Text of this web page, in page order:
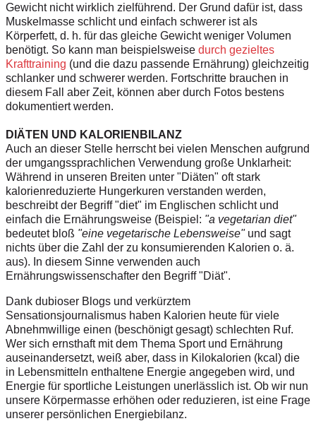
Gewicht nicht wirklich zielführend. Der Grund dafür ist, dass
Muskelmasse schlicht und einfach schwerer ist als
Körperfett, d. h. für das gleiche Gewicht weniger Volumen
benötigt. So kann man beispielsweise durch gezieltes
Krafttraining (und die dazu passende Ernährung) gleichzeitig
schlanker und schwerer werden. Fortschritte brauchen in
diesem Fall aber Zeit, können aber durch Fotos bestens
dokumentiert werden.
DIÄTEN UND KALORIENBILANZ
Auch an dieser Stelle herrscht bei vielen Menschen aufgrund
der umgangssprachlichen Verwendung große Unklarheit:
Während in unseren Breiten unter "Diäten" oft stark
kalorienreduzierte Hungerkuren verstanden werden,
beschreibt der Begriff "diet" im Englischen schlicht und
einfach die Ernährungsweise (Beispiel: "a vegetarian diet"
bedeutet bloß "eine vegetarische Lebensweise"und sagt
nichts über die Zahl der zu konsumierenden Kalorien o. ä.
aus). In diesem Sinne verwenden auch
Ernährungswissenschafter den Begriff "Diät".
Dank dubioser Blogs und verkürztem
Sensationsjournalismus haben Kalorien heute für viele
Abnehmwillige einen (beschönigt gesagt) schlechten Ruf.
Wer sich ernsthaft mit dem Thema Sport und Ernährung
auseinandersetzt, weiß aber, dass in Kilokalorien (kcal) die
in Lebensmitteln enthaltene Energie angegeben wird, und
Energie für sportliche Leistungen unerlässlich ist. Ob wir nun
unsere Körpermasse erhöhen oder reduzieren, ist eine Frage
unserer persönlichen Energiebilanz.